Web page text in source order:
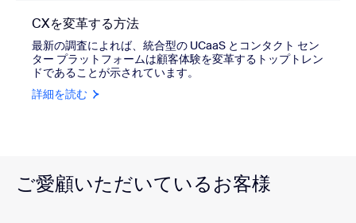
CXを変革する方法
最新の調査によれば、統合型の UCaaS とコンタクト セン
ター プラットフォームは顧客体験を変革するトップトレン
ドであることが示されています。
詳細を読む
ご愛顧いただいているお客様